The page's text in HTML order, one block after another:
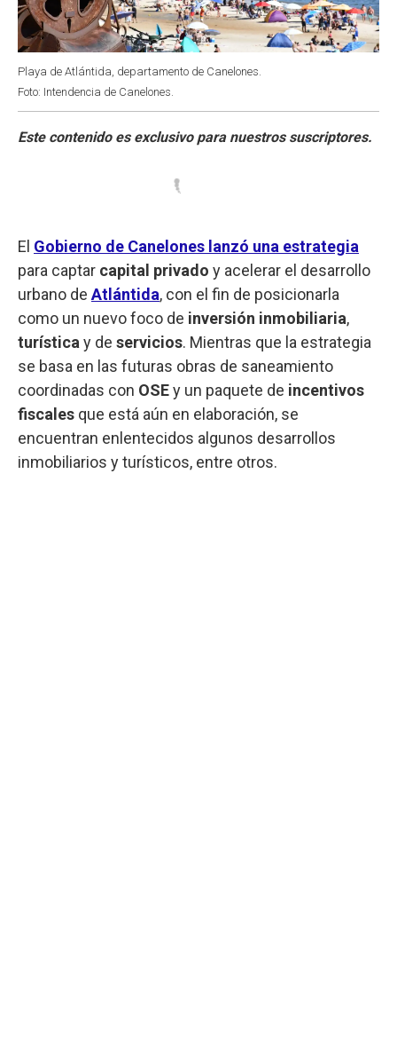
Playa de Atlántida, departamento de Canelones.
Foto: Intendencia de Canelones.
El Gobierno de Canelones lanzó una estrategia
para captar capital privado y acelerar el desarrollo
urbano de Atlántida, con el fin de posicionarla
como un nuevo foco de inversión inmobiliaria,
turística y de servicios. Mientras que la estrategia
se basa en las futuras obras de saneamiento
coordinadas con OSEy un paquete de incentivos
fiscales que está aún en elaboración, se
encuentran enlentecidos algunos desarrollos
inmobiliarios y turísticos, entre otros.